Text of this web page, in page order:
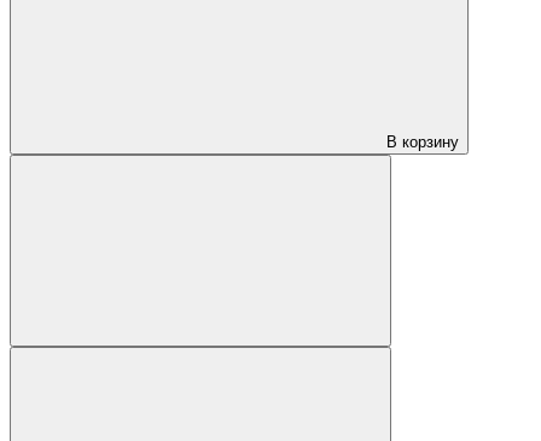
В корзину